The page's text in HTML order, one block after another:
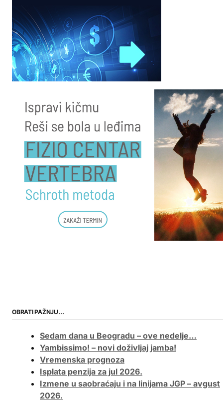
OBRATI PAŽNJU…
Sedam dana u Beogradu – ove nedelje…
Yambissimo! – novi doživljaj jamba!
Vremenska prognoza
Isplata penzija za jul 2026.
Izmene u saobraćaju i na linijama JGP – avgust
2026.